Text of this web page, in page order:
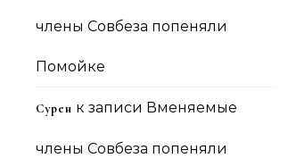
члены Совбеза попеняли
Помойке
Сурен к записи Вменяемые
члены Совбеза попеняли